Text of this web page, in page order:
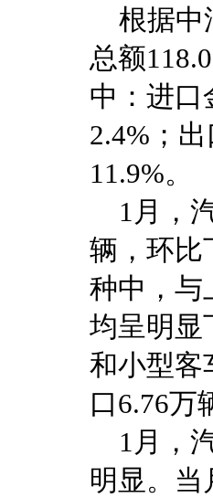
根据中
总额
中：进口
2.4%；
11.9%。
1月，
辆，环比
种中，与
均呈明显
和小型客
口6.76万
1月，
明显。当